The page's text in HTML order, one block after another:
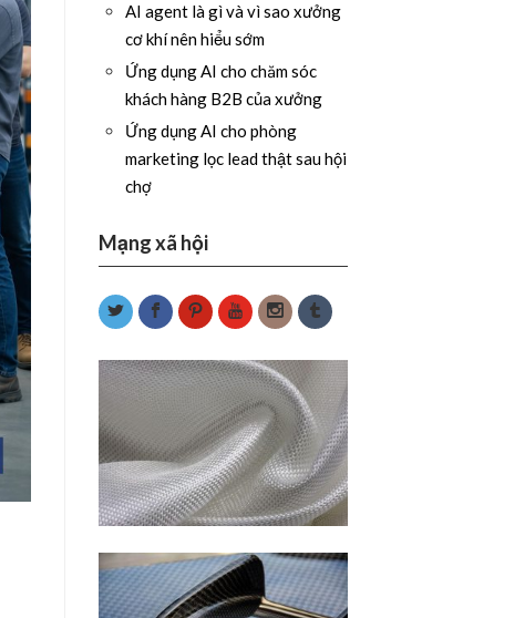
AI agent là gì và vì sao xưởng
cơ khí nên hiểu sớm
Ứng dụng AI cho chăm sóc
khách hàng B2B của xưởng
Ứng dụng AI cho phòng
marketing lọc lead thật sau hội
chợ
Mạng xã hội